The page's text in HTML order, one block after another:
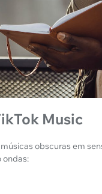
Music
obscuras em
ondas: